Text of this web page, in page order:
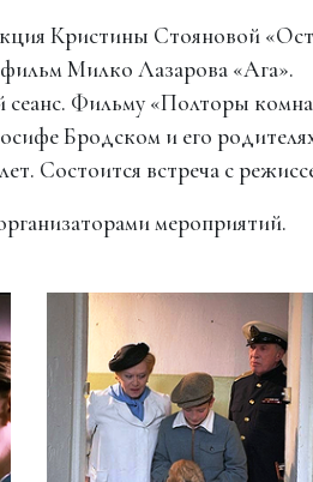
Кристины Стояновой
Милко Лазарова «Ага».
сеанс. Фильму «Полторы
Бродском и его
Состоится встреча с
мероприятий.